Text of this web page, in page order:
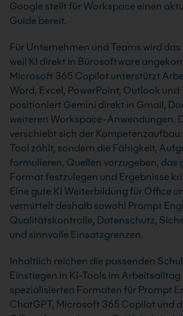
Google stellt für Workspace einen
Guide bereit.
Für Unternehmen und Teams wird
weil KI direkt in Bürosoftware
Microsoft 365 Copilot unterstützt
Word, Excel, PowerPoint, Outlook und
positioniert Gemini direkt in Gmail,
weiteren Workspace-Anwendungen.
verschiebt sich der
Tool zählt, sondern die Fähigkeit,
formulieren, Quellen vorzugeben, das
Format festzulegen und Ergebnisse
Eine gute KI Weiterbildung für Office
vermittelt deshalb sowohl Prompt
Qualitätskontrolle, Datenschutz,
und sinnvolle Einsatzgrenzen.
Inhaltlich reichen die passenden
Einstiegen in KI-Tools im Arbeitsalltag
spezialisierten Formaten für Prompt
ChatGPT, Microsoft 365 Copilot und